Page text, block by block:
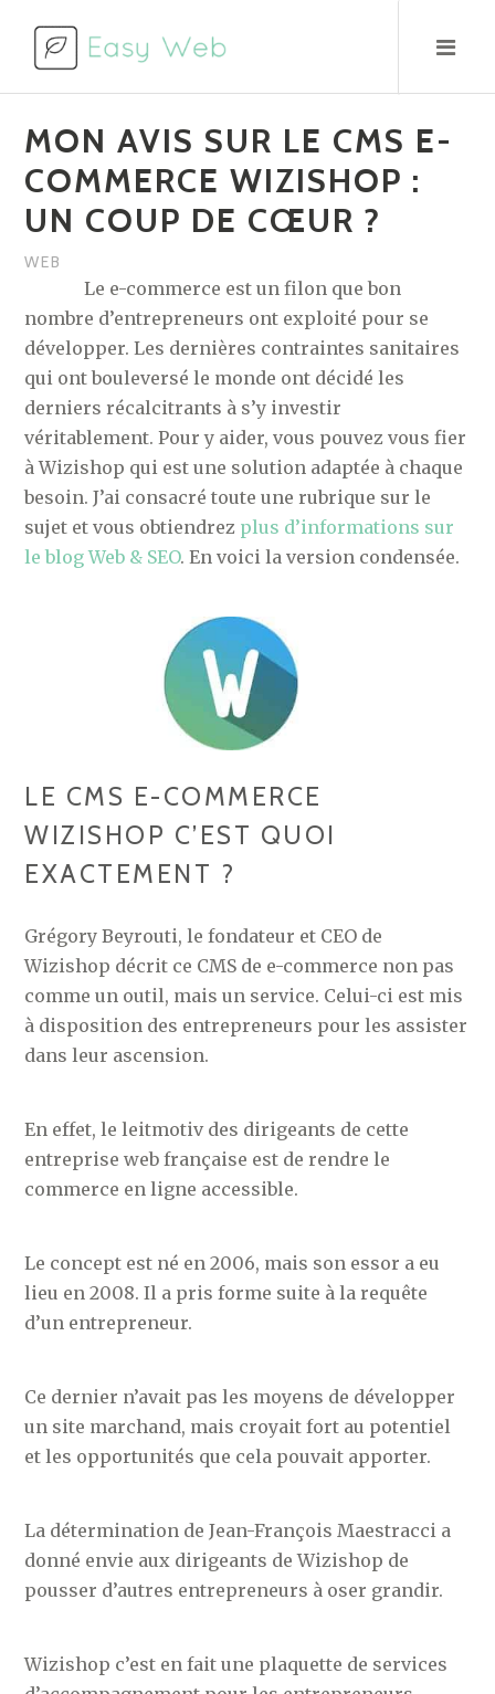
contenu
MON AVIS SUR LE CMS E-
COMMERCE WIZISHOP :
UN COUP DE CŒUR ?
WEB
Le e-commerce est un filon que bon
nombre d’entrepreneurs ont exploité pour se
développer. Les dernières contraintes sanitaires
qui ont bouleversé le monde ont décidé les
derniers récalcitrants à s’y investir
véritablement. Pour y aider, vous pouvez vous fier
à Wizishop qui est une solution adaptée à chaque
besoin. J’ai consacré toute une rubrique sur le
sujet et vous obtiendrez plus d’informations sur
le blog Web & SEO. En voici la version condensée.
LE CMS E-COMMERCE
WIZISHOP C’EST QUOI
EXACTEMENT ?
Grégory Beyrouti, le fondateur et CEO de
Wizishop décrit ce CMS de e-commerce non pas
comme un outil, mais un service. Celui-ci est mis
à disposition des entrepreneurs pour les assister
dans leur ascension.
En effet, le leitmotiv des dirigeants de cette
entreprise web française est de rendre le
commerce en ligne accessible.
Le concept est né en 2006, mais son essor a eu
lieu en 2008. Il a pris forme suite à la requête
d’un entrepreneur.
Ce dernier n’avait pas les moyens de développer
un site marchand, mais croyait fort au potentiel
et les opportunités que cela pouvait apporter.
La détermination de Jean-François Maestracci a
donné envie aux dirigeants de Wizishop de
pousser d’autres entrepreneurs à oser grandir.
Wizishop c’est en fait une plaquette de services